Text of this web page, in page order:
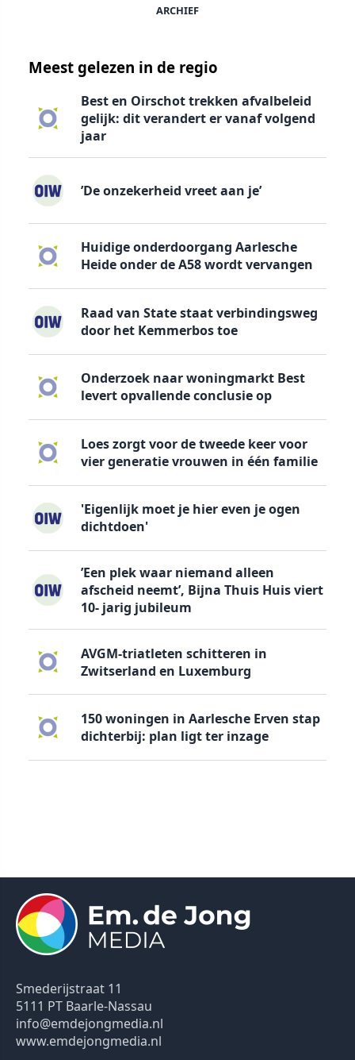
ARCHIEF
Meest gelezen in de regio
Best en Oirschot trekken afvalbeleid
gelijk: dit verandert er vanaf volgend
jaar
’De onzekerheid vreet aan je’
Huidige onderdoorgang Aarlesche
Heide onder de A58 wordt vervangen
Raad van State staat verbindingsweg
door het Kemmerbos toe
Onderzoek naar woningmarkt Best
levert opvallende conclusie op
Loes zorgt voor de tweede keer voor
vier generatie vrouwen in één familie
'Eigenlijk moet je hier even je ogen
dichtdoen'
’Een plek waar niemand alleen
afscheid neemt’, Bijna Thuis Huis viert
10- jarig jubileum
AVGM-triatleten schitteren in
Zwitserland en Luxemburg
150 woningen in Aarlesche Erven stap
dichterbij: plan ligt ter inzage
Smederijstraat 11
5111 PT Baarle-Nassau
info@emdejongmedia.nl
www.emdejongmedia.nl